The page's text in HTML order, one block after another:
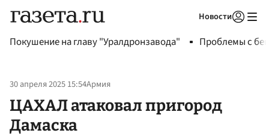
Новости
Покушение на главу "Уралдронзавода" Проблемы с
30 апреля 2025 15:54Армия
ЦАХАЛ атаковал пригород
Дамаска